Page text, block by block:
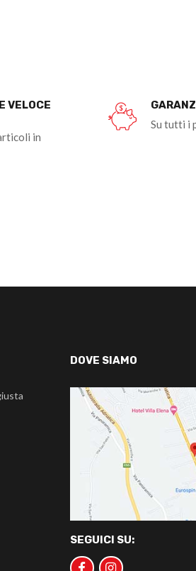
VELOCE
in
Su tutti i
DOVE SIAMO
SEGUICI SU: